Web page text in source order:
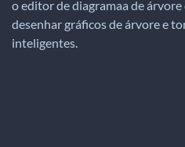
o editor de diagramaa de
desenhar gráficos de árvore e
inteligentes.